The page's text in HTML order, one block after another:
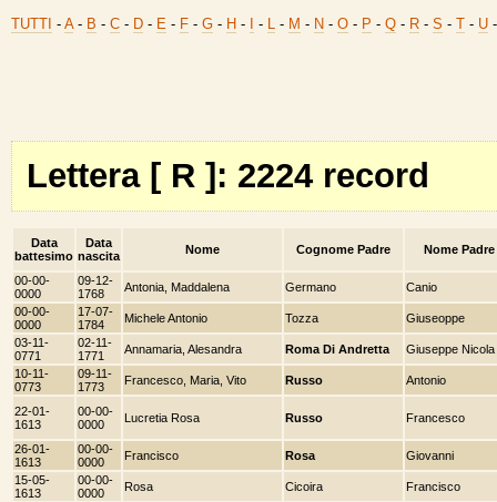
TUTTI - A- B - C - D - E - F - G - H - I - L - M - N - O - P - Q - R - S - T - U
Lettera [ R ]: 2224 record
Data
battesimo
Data
nascita
Nome Cognome Padre Nome Padre
00-00-
0000
09-12-
1768
Antonia, Maddalena Germano
Canio
00-00-
0000
17-07-
1784
Michele Antonio Tozza
Giuseoppe
03-11-
0771
02-11-
1771
Annamaria, Alesandra Roma Di Andretta
Giuseppe Nicola
10-11-
0773
09-11-
1773
Francesco, Maria, Vito Russo Antonio
22-01-
1613
00-00-
0000
Lucretia Rosa Russo Francesco
26-01-
1613
00-00-
0000
Francisco Rosa
Giovanni
15-05-
1613
00-00-
0000
Rosa Cicoira
Francisco